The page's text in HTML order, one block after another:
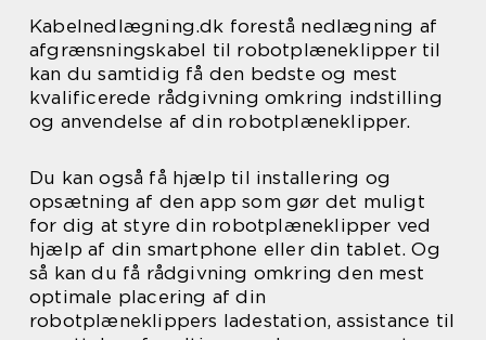
Kabelnedlægning.dk forestå nedlægning af
afgrænsningskabel til robotplæneklipper til
kan du samtidig få den bedste og mest
kvalificerede rådgivning omkring indstilling
og anvendelse af din robotplæneklipper.
Du kan også få hjælp til installering og
opsætning af den app som gør det muligt
for dig at styre din robotplæneklipper ved
hjælp af din smartphone eller din tablet. Og
så kan du få rådgivning omkring den mest
optimale placering af din
robotplæneklippers ladestation, assistance til